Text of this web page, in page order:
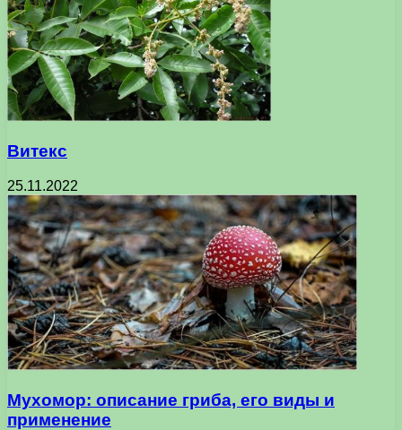
Витекс
25.11.2022
Мухомор: описание гриба, его виды и
применение